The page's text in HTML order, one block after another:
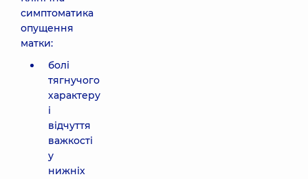
симптоматика
опущення
матки:
болі
тягнучого
характеру
і
відчуття
важкості
у
нижніх